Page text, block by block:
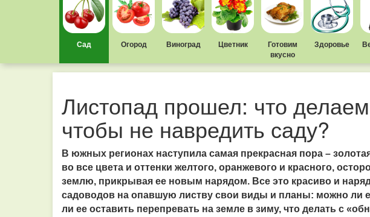
Сад Огород Виноград Цветник
Готовим
вкусно
Здоровье
Листопад прошел: что
чтобы не навредить саду?
В южных регионах наступила самая прекрасная пора –
во все цвета и оттенки желтого, оранжевого и красного,
землю, прикрывая ее новым нарядом. Все это красиво и
садоводов на опавшую листву свои виды и планы: можно ли
ли ее оставить перепревать на земле в зиму, что делать с